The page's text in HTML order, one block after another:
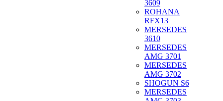
3609
ROHANA
RFX13
MERSEDES
3610
MERSEDES
AMG 3701
MERSEDES
AMG 3702
SHOGUN S6
MERSEDES